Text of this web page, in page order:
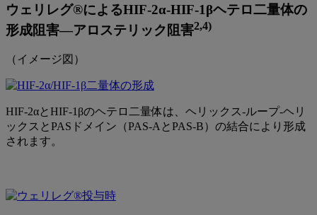
ウェリレグ®によるHIF-2α-HIF-1βヘテロ二量体の
形成阻害―アロステリック阻害2,4)
（イメージ図）
HIF-2αとHIF-1βのヘテロ二量体は、ヘリックス-ループ-ヘリ
ックスとPASドメイン（PAS-AとPAS-B）の結合により形成
されます。